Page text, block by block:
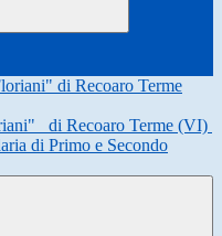
di Recoaro Terme (VI)
di Primo e Secondo